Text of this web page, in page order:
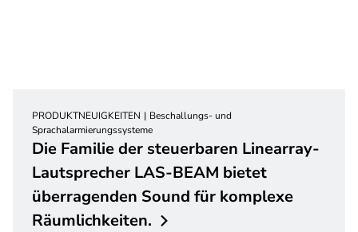
PRODUKTNEUIGKEITEN
Beschallungs- und
Sprachalarmierungssysteme
Die Familie der steuerbaren Linearray-
Lautsprecher LAS-BEAM bietet
überragenden Sound für komplexe
Räumlichkeiten.